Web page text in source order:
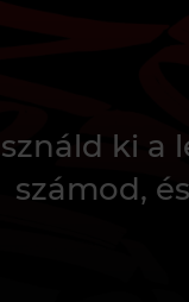
ki a
számod,